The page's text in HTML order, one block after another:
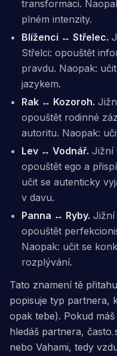
transformaci.
plném intenzity.
Blíženci ↔ Střelec.
Střelci: opouštět
pravdu. Naopak:
jazykem.
Rak ↔ Kozoroh.
opouštět rodinné
autoritu. Naopak:
Lev ↔ Vodnář. Jižní
opouštět ego a
učit se autenticky
v davu.
Panna ↔ Ryby. Jižní
opouštět
Naopak: učit se
rozplývání.
Tato znamení tě
popisuje typ partnera,
opak tebe). Pokud
hledáš partnera, často
nebo Vahami, tedy